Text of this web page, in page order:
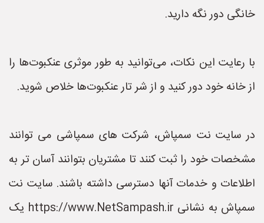
خانگی دور نگه دارید.
با رعایت این نکات، می‌توانید به طور موثری عنکبوت‌ها را
از خانه خود دور کنید و از شر تار عنکبوت‌ها خلاص شوید.
در سایت نت سمپاش، شرکت های سمپاشی می توانند
مشخصات خود را ثبت کنند تا مشتریان بتوانند آسان تر به
اطلاعات و خدمات آنها دسترسی داشته باشند. سایت نت
سمپاش به نشانی https://www.NetSampash.ir یک